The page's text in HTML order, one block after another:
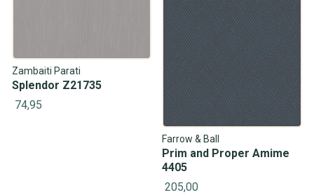
Zambaiti Parati
Splendor Z21735
74,95
Farrow & Ball
Prim and Proper Amime
4405
205,00